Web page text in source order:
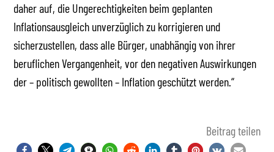
daher auf, die Ungerechtigkeiten beim geplanten
Inflationsausgleich unverzüglich zu korrigieren und
sicherzustellen, dass alle Bürger, unabhängig von ihrer
beruflichen Vergangenheit, vor den negativen Auswirkungen
der – politisch gewollten – Inflation geschützt werden.“
Beitrag teilen